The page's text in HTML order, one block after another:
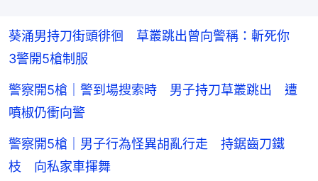
葵涌男持刀街頭徘徊 草叢跳出曾向警稱：斬死你
3警開5槍制服
警察開5槍｜警到場搜索時 男子持刀草叢跳出 遭
噴椒仍衝向警
警察開5槍｜男子行為怪異胡亂行走 持鋸齒刀鐵
枝 向私家車揮舞